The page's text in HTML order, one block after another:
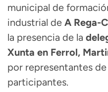
municipal de
industrial de A Rega-
la presencia de la
Xunta en Ferrol,
por representantes
participantes.